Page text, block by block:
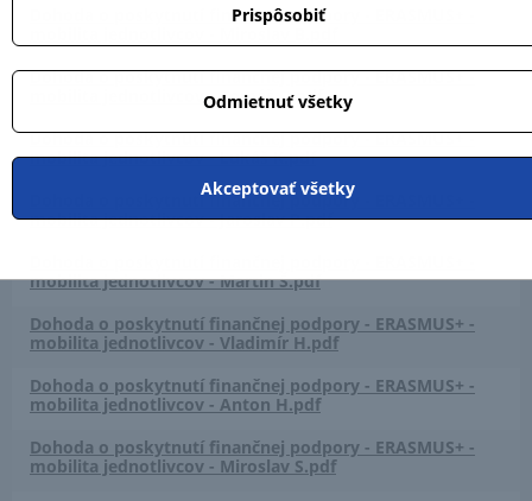
Dohoda o poskytnutí finančnej podpory - ERASMUS+ -
Dohoda o poskytnutí finančnej podpory - ERASMUS+ -
mobilita jednotlivcov - Tomáš D.pdf
Dohoda o poskytnutí finančnej podpory - ERASMUS+ -
mobilita jednotlivcov - Lukáš K.pdf
Dohoda o poskytnutí finančnej podpory - ERASMUS+ -
mobilita jednotlivcov - Jaroslav P.pdf
mobilita jednotlivcov - Martin Š.pdf
Dohoda o poskytnutí finančnej podpory - ERASMUS+ -
mobilita jednotlivcov - Vladimír H.pdf
Dohoda o poskytnutí finančnej podpory - ERASMUS+ -
mobilita jednotlivcov - Anton H.pdf
Dohoda o poskytnutí finančnej podpory - ERASMUS+ -
mobilita jednotlivcov - Miroslav S.pdf
Prispôsobiť
Odmietnuť všetky
Akceptovať všetky